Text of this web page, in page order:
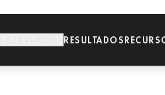
RESULTADOS